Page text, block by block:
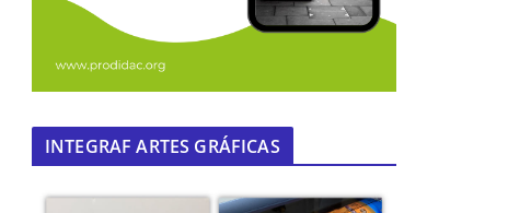
INTEGRAF ARTES GRÁFICAS